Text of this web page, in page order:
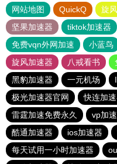
网站地图 QuickQ 旋
坚果加速器
tiktok加速器
免费vqn外网加速
小蓝鸟
旋风加速器
八戒看书
黑豹加速器
一元机场
极光加速器官网
快连加
雷霆加速免费永久
vp加
酷通加速器
ios加速器
每天试用一小时加速器